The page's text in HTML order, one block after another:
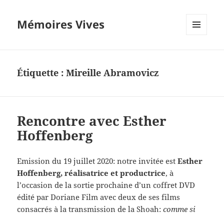
Mémoires Vives
Étiquette :Mireille Abramovicz
Rencontre avec Esther
Hoffenberg
Emission du 19 juillet 2020: notre invitée estEsther
Hoffenberg, réalisatrice et productrice, à
l’occasion de la sortie prochaine d’un coffret DVD
édité par Doriane Film avec deux de ses films
consacrés à la transmission de la Shoah:comme si